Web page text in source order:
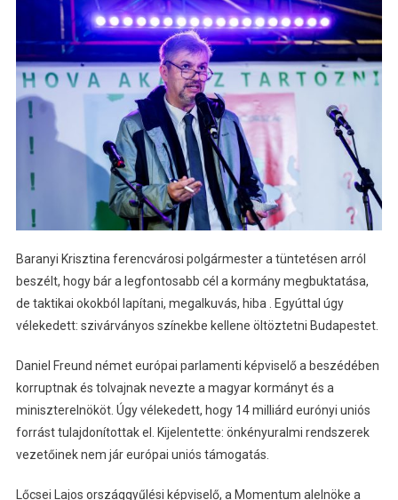
Baranyi Krisztina ferencvárosi polgármester a tüntetésen arról
beszélt, hogy bár a legfontosabb cél a kormány megbuktatása,
de taktikai okokból lapítani, megalkuvás, hiba . Egyúttal úgy
vélekedett: szivárványos színekbe kellene öltöztetni Budapestet.
Daniel Freund német európai parlamenti képviselő a beszédében
korruptnak és tolvajnak nevezte a magyar kormányt és a
miniszterelnököt. Úgy vélekedett, hogy 14 milliárd eurónyi uniós
forrást tulajdonítottak el. Kijelentette: önkényuralmi rendszerek
vezetőinek nem jár európai uniós támogatás.
Lőcsei Lajos országgyűlési képviselő, a Momentum alelnöke a